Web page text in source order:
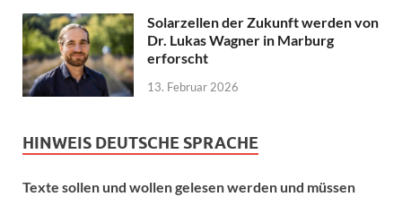
Solarzellen der Zukunft werden von
Dr. Lukas Wagner in Marburg
erforscht
13. Februar 2026
HINWEIS DEUTSCHE SPRACHE
Texte sollen und wollen gelesen werden und müssen